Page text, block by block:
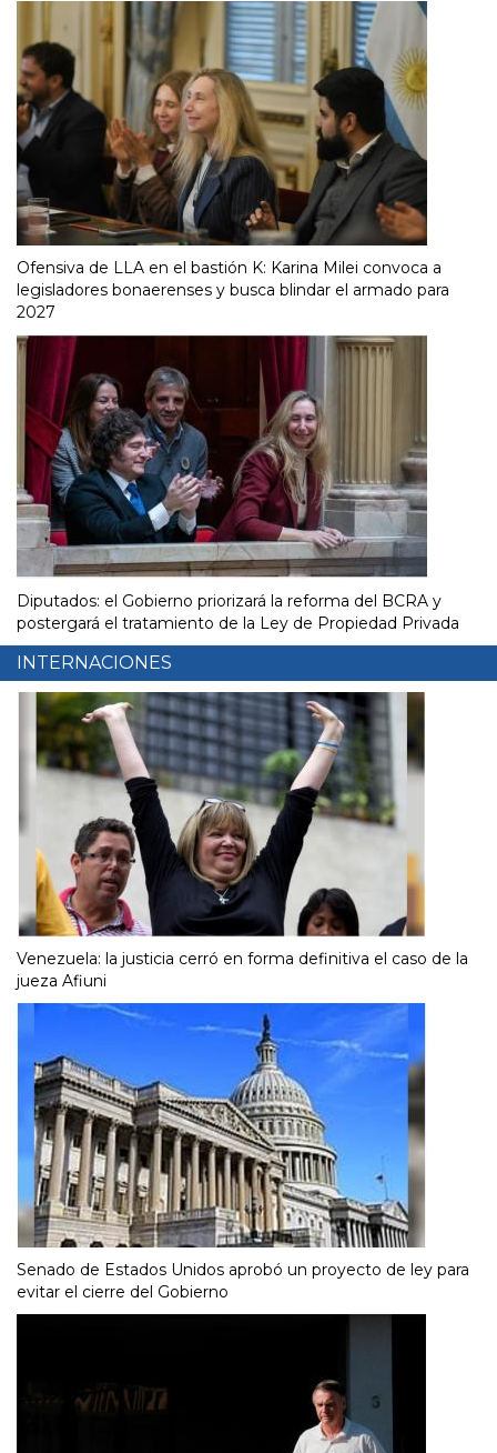
Ofensiva de LLA en el bastión K: Karina Milei convoca a
legisladores bonaerenses y busca blindar el armado para
2027
Diputados: el Gobierno priorizará la reforma del BCRA y
postergará el tratamiento de la Ley de Propiedad Privada
INTERNACIONES
Venezuela: la justicia cerró en forma definitiva el caso de la
jueza Afiuni
Senado de Estados Unidos aprobó un proyecto de ley para
evitar el cierre del Gobierno